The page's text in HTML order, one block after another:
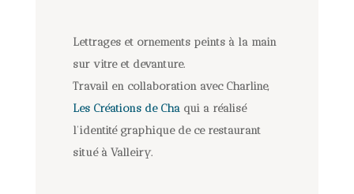
Lettrages et ornements peints à la main
sur vitre et devanture.
Travail en collaboration avec Charline,
Les Créations de Chaqui a réalisé
l’identité graphique de ce restaurant
situé à Valleiry.